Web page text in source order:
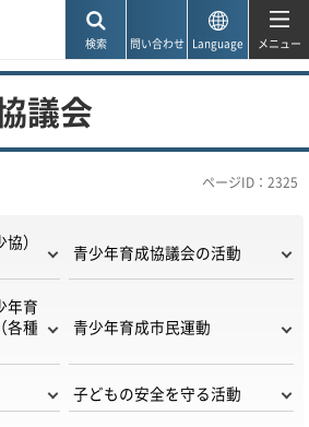
検索 問い合わせ Language メニュー
議会
ページID：2325
）
青少年育成協議会の活動
年育
各種
青少年育成市民運動
子どもの安全を守る活動